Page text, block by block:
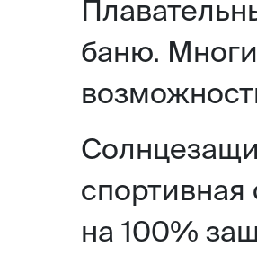
баню.
спортивная
на 100%